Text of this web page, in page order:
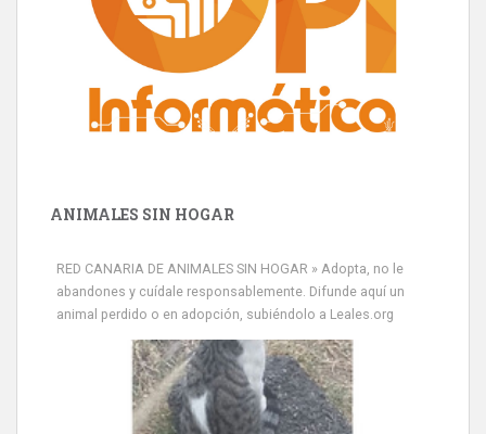
ANIMALES SIN HOGAR
RED CANARIA DE ANIMALES SIN HOGAR » Adopta, no le
abandones y cuídale responsablemente. Difunde aquí un
animal perdido o en adopción, subiéndolo a Leales.org